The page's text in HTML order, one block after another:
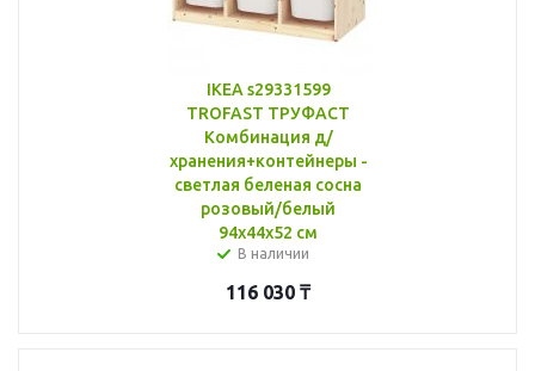
IKEA s29331599
TROFAST ТРУФАСТ
Комбинация д/
хранения+контейнеры -
светлая беленая сосна
розовый/белый
94x44x52 см
В наличии
116 030 ₸